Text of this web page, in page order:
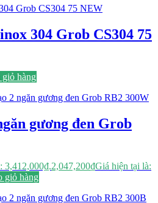
304 Grob CS304 75
giỏ hàng
gương đen Grob
3,412,000₫.2,047,200₫Giá hiện tại là:
giỏ hàng